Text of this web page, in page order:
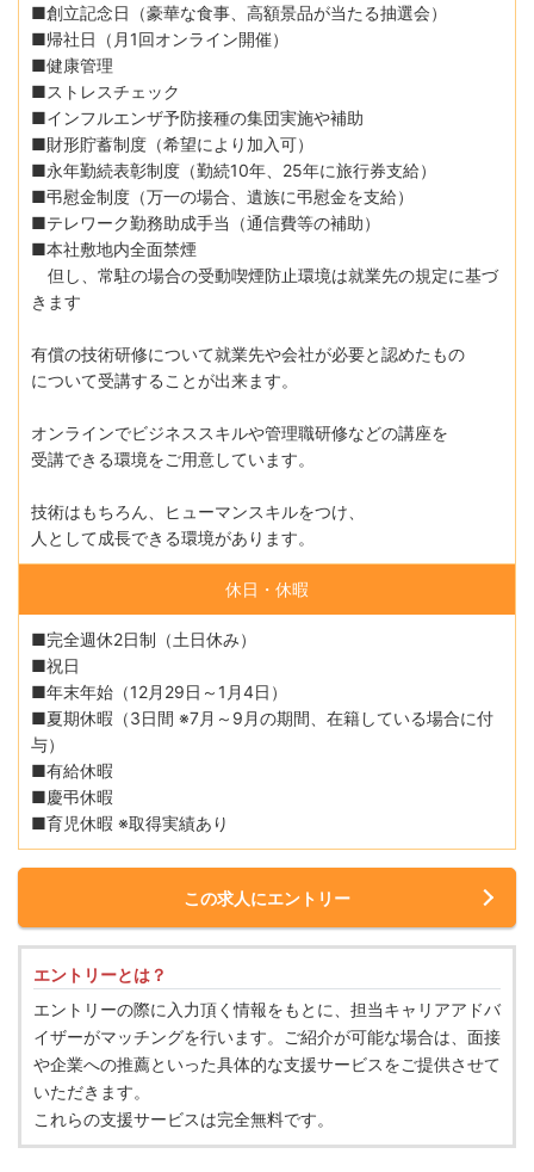
■創立記念日（豪華な食事、高額景品が当たる抽選会）
■帰社日（月1回オンライン開催）
■健康管理
■ストレスチェック
■インフルエンザ予防接種の集団実施や補助
■財形貯蓄制度（希望により加入可）
■永年勤続表彰制度（勤続10年、25年に旅行券支給）
■弔慰金制度（万一の場合、遺族に弔慰金を支給）
■テレワーク勤務助成手当（通信費等の補助）
■本社敷地内全面禁煙
但し、常駐の場合の受動喫煙防止環境は就業先の規定に基づ
きます
有償の技術研修について就業先や会社が必要と認めたもの
について受講することが出来ます。
オンラインでビジネススキルや管理職研修などの講座を
受講できる環境をご用意しています。
技術はもちろん、ヒューマンスキルをつけ、
人として成長できる環境があります。
休日・休暇
■完全週休2日制（土日休み）
■祝日
■年末年始（12月29日～1月4日）
■夏期休暇（3日間 ※7月～9月の期間、在籍している場合に付
与）
■有給休暇
■慶弔休暇
■育児休暇 ※取得実績あり
この求人にエントリー
エントリーとは？
エントリーの際に入力頂く情報をもとに、担当キャリアアドバ
イザーがマッチングを行います。ご紹介が可能な場合は、面接
や企業への推薦といった具体的な支援サービスをご提供させて
いただきます。
これらの支援サービスは完全無料です。